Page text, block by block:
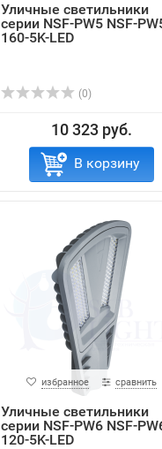
Уличные светильники
серии NSF-PW5 NSF-
160-5K-LED
(0)
10 323 руб.
В корзину
избранное сравнить
Уличные светильники
серии NSF-PW6 NSF-
120-5K-LED